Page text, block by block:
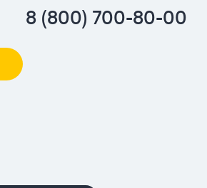
8 (800) 700-80-00